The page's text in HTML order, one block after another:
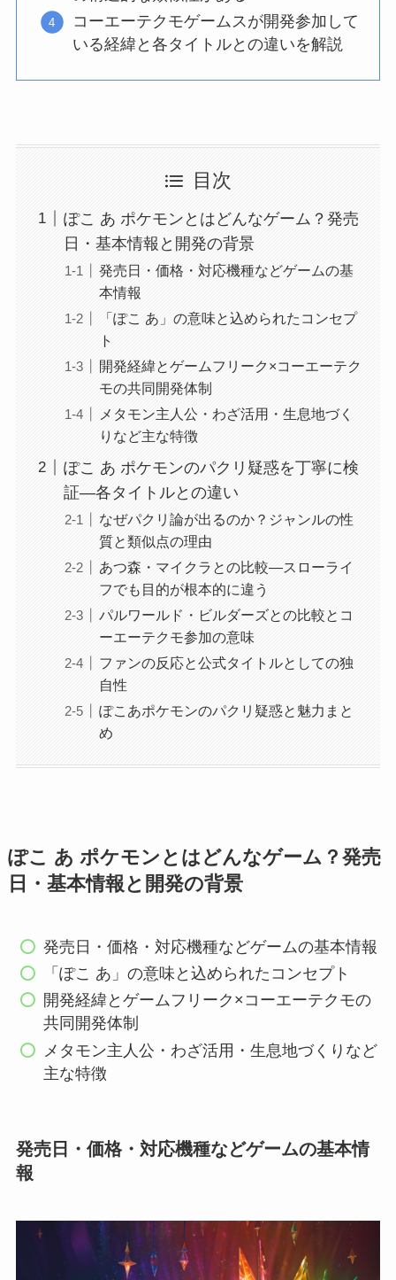
コーエーテクモゲームスが開発参加して
いる経緯と各タイトルとの違いを解説
目次
ぽこ あ ポケモンとはどんなゲーム？発売
日・基本情報と開発の背景
発売日・価格・対応機種などゲームの基
本情報
「ぽこ あ」の意味と込められたコンセプ
ト
開発経緯とゲームフリーク×コーエーテク
モの共同開発体制
メタモン主人公・わざ活用・生息地づく
りなど主な特徴
ぽこ あ ポケモンのパクリ疑惑を丁寧に検
証―各タイトルとの違い
なぜパクリ論が出るのか？ジャンルの性
質と類似点の理由
あつ森・マイクラとの比較―スローライ
フでも目的が根本的に違う
パルワールド・ビルダーズとの比較とコ
ーエーテクモ参加の意味
ファンの反応と公式タイトルとしての独
自性
ぽこあポケモンのパクリ疑惑と魅力まと
め
ぽこ あ ポケモンとはどんなゲーム？発売
日・基本情報と開発の背景
発売日・価格・対応機種などゲームの基本情報
「ぽこ あ」の意味と込められたコンセプト
開発経緯とゲームフリーク×コーエーテクモの
共同開発体制
メタモン主人公・わざ活用・生息地づくりなど
主な特徴
発売日・価格・対応機種などゲームの基本情
報